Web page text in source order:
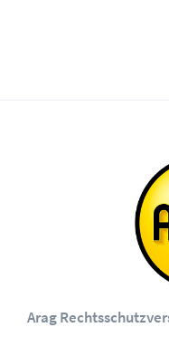
Arag